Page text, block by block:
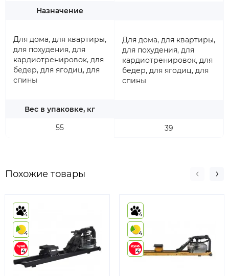
Назначение
Для дома, для квартиры,
для похудения, для
кардиотренировок, для
бедер, для ягодиц, для
спины
Вес в упаковке, кг
55
Для дома, для квартиры,
для похудения, для
кардиотренировок, для
бедер, для ягодиц, для
спины
39
Похожие товары
4
4
4
4
4
4